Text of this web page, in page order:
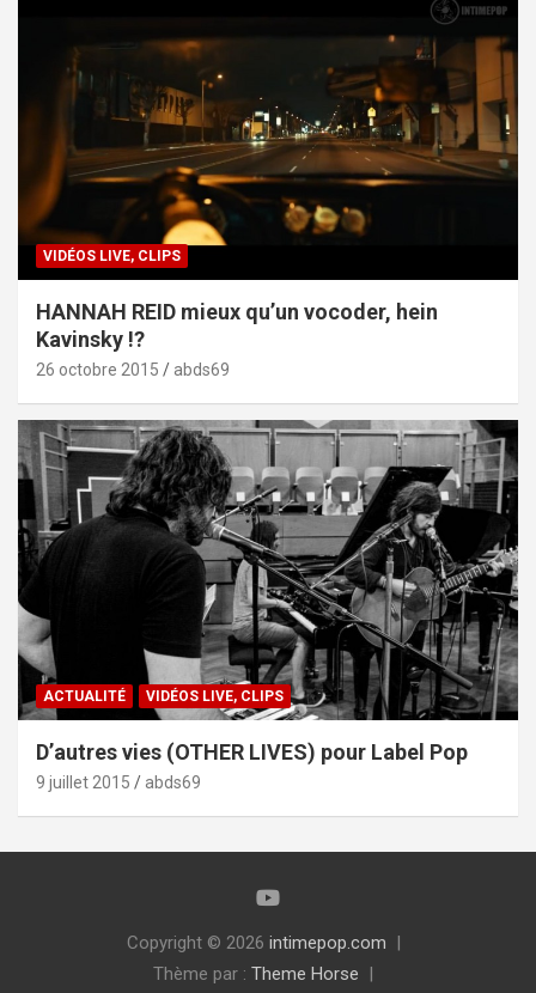
VIDÉOS LIVE, CLIPS
HANNAH REID mieux qu’un vocoder, hein
Kavinsky !?
26 octobre 2015 abds69
ACTUALITÉ VIDÉOS LIVE, CLIPS
D’autres vies (OTHER LIVES) pour Label Pop
9 juillet 2015 abds69
Copyright © 2026 intimepop.com
Thème par : Theme Horse